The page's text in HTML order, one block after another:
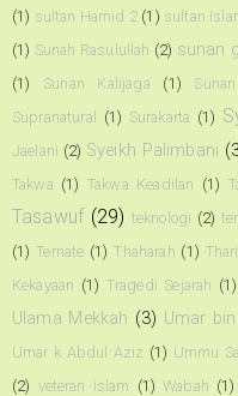
(1) sultan Hamid 2 (1) sultan
(1) Sunah Rasulullah (2) sunan
(1)
Sunan Kalijaga (1)
Supranatural (1) Surakarta (1)
Jaelani (2) Syeikh Palimbani
Takwa (1) Takwa Keadilan (1)
Tasawuf (29) teknologi (2)
(1) Ternate (1) Thaharah (1)
Kekayaan (1) Tragedi Sejarah (1)
Ulama Mekkah (3) Umar
Umar k Abdul Aziz (1) Ummu
(2) veteran islam (1) Wabah (1)